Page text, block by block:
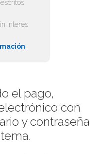
interés
el pago,
con
y contraseña